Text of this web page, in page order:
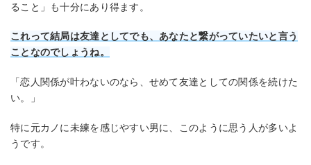
ること」も十分にあり得ます。
これって結局は友達としてでも、あなたと繋がっていたいと言う
ことなのでしょうね。
「恋人関係が叶わないのなら、せめて友達としての関係を続けた
い。」
特に元カノに未練を感じやすい男に、このように思う人が多いよ
うです。